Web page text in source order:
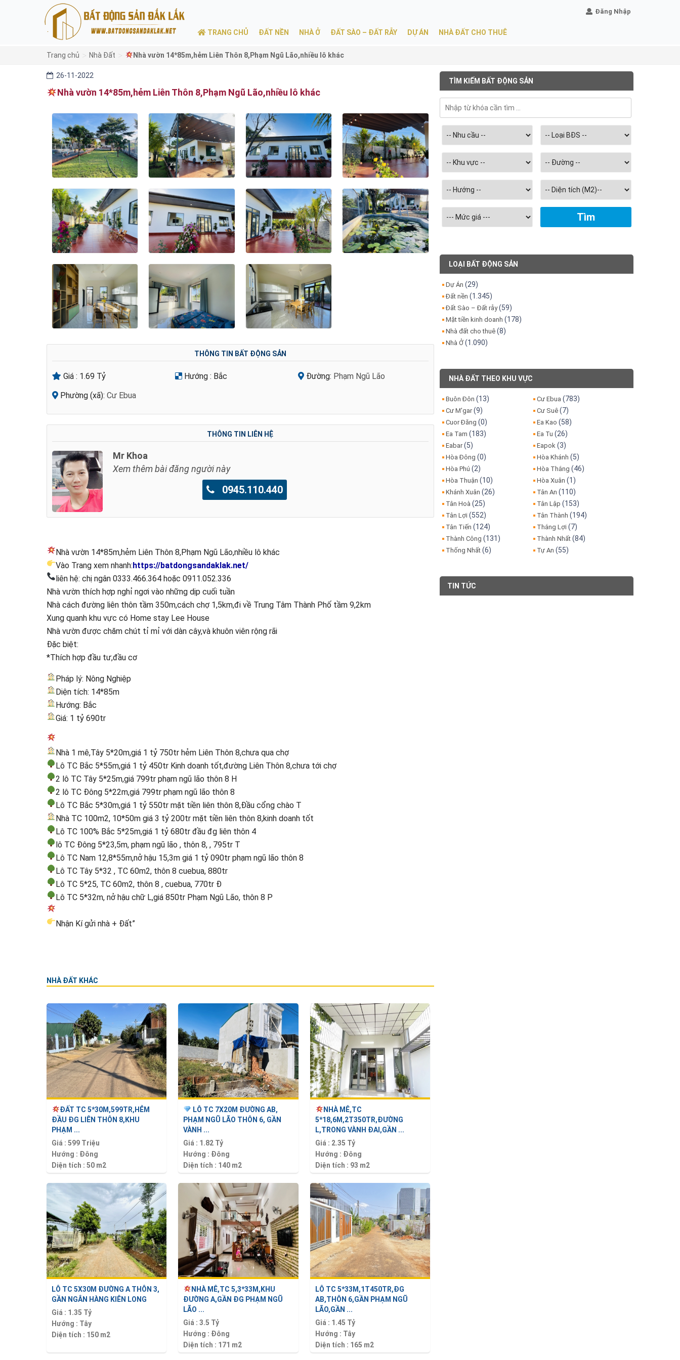
Đăng Nhập
TRANG CHỦ ĐẤT NỀN NHÀ Ở ĐẤT SÀO – ĐẤT RẪY DỰ ÁN NHÀ ĐẤT CHO THUÊ
Trang chủ Nhà Đất Nhà vườn 14*85m,hẻm Liên Thôn 8,Phạm Ngũ Lão,nhiều lô khác
26-11-2022
Nhà vườn 14*85m,hẻm Liên Thôn 8,Phạm Ngũ Lão,nhiều lô khác
THÔNG TIN BẤT ĐỘNG SẢN
Giá : 1.69 Tỷ Hướng : Bắc Đường: Phạm Ngũ Lão
Phường (xã): Cư Ebua
THÔNG TIN LIÊN HỆ
Mr Khoa
Xem thêm bài đăng người này
0945.110.440
Nhà vườn 14*85m,hẻm Liên Thôn 8,Phạm Ngũ Lão,nhiều lô khác
Vào Trang xem nhanh:https://batdongsandaklak.net/
liên hệ: chị ngân 0333.466.364 hoặc 0911.052.336
Nhà vườn thích hợp nghỉ ngơi vào những dịp cuối tuần
Nhà cách đường liên thôn tầm 350m,cách chợ 1,5km,đi về Trung Tâm Thành Phố tầm 9,2km
Xung quanh khu vực có Home stay Lee House
Nhà vườn được chăm chút tỉ mỉ với dàn cây,và khuôn viên rộng rãi
Đặc biệt:
*Thích hợp đầu tư,đầu cơ
Pháp lý: Nông Nghiệp
Diện tích: 14*85m
Hướng: Bắc
Giá: 1 tỷ 690tr
Nhà 1 mê,Tây 5*20m,giá 1 tỷ 750tr hẻm Liên Thôn 8,chưa qua chợ
Lô TC Bắc 5*55m,giá 1 tỷ 450tr Kinh doanh tốt,đường Liên Thôn 8,chưa tới chợ
2 lô TC Tây 5*25m,giá 799tr phạm ngũ lão thôn 8 H
2 lô TC Đông 5*22m,giá 799tr phạm ngũ lão thôn 8
Lô TC Bắc 5*30m,giá 1 tỷ 550tr mặt tiền liên thôn 8,Đầu cổng chào T
Nhà TC 100m2, 10*50m giá 3 tỷ 200tr mặt tiền liên thôn 8,kinh doanh tốt
Lô TC 100% Bắc 5*25m,giá 1 tỷ 680tr đầu đg liên thôn 4
lô TC Đông 5*23,5m, phạm ngũ lão , thôn 8, , 795tr T
Lô TC Nam 12,8*55m,nở hậu 15,3m giá 1 tỷ 090tr phạm ngũ lão thôn 8
Lô TC Tây 5*32 , TC 60m2, thôn 8 cuebua, 880tr
Lô TC 5*25, TC 60m2, thôn 8 , cuebua, 770tr Đ
Lô TC 5*32m, nở hậu chữ L,giá 850tr Phạm Ngũ Lão, thôn 8 P
Nhận Kí gửi nhà + Đất”
NHÀ ĐẤT KHÁC
ĐẤT TC 5*30M,599TR,HẺM
ĐẦU ĐG LIÊN THÔN 8,KHU
PHẠM ...
Giá : 599 Triệu
Hướng : Đông
Diện tích : 50 m2
LÔ TC 7X20M ĐƯỜNG AB,
PHẠM NGŨ LÃO THÔN 6, GẦN
VÀNH ...
Giá : 1.82 Tỷ
Hướng : Đông
Diện tích : 140 m2
NHÀ MÊ,TC
5*18,6M,2T350TR,ĐƯỜNG
L,TRONG VÀNH ĐAI,GẦN ...
Giá : 2.35 Tỷ
Hướng : Đông
Diện tích : 93 m2
LÔ TC 5X30M ĐƯỜNG A THÔN 3,
GẦN NGÂN HÀNG KIÊN LONG
Giá : 1.35 Tỷ
Hướng : Tây
Diện tích : 150 m2
NHÀ MÊ,TC 5,3*33M,KHU
ĐƯỜNG A,GẦN ĐG PHẠM NGŨ
LÃO ...
Giá :3.5 Tỷ
Hướng : Đông
Diện tích : 171 m2
LÔ TC 5*33M,1T450TR,ĐG
AB,THÔN 6,GẦN PHẠM NGŨ
LÃO,GẦN ...
Giá : 1.45 Tỷ
Hướng : Tây
Diện tích : 165 m2
TÌM KIẾM BẤT ĐỘNG SẢN
Chọn
diện
tích
LOẠI BẤT ĐỘNG SẢN
Dự Án (29)
Đất nền (1.345)
Đất Sào – Đất rẫy(59)
Mặt tiền kinh doanh (178)
Nhà đất cho thuê (8)
Nhà Ở (1.090)
NHÀ ĐẤT THEO KHU VỰC
Buôn Đôn (13) Cư Ebua (783)
Cư M'gar(9) Cư Suê (7)
Cuor Đăng (0) Ea Kao (58)
Ea Tam (183) Ea Tu (26)
Eabar(5) Eapok (3)
Hòa Đông (0) Hòa Khánh (5)
Hòa Phú (2) Hòa Thắng (46)
Hòa Thuận (10) Hòa Xuân (1)
Khánh Xuân (26) Tân An (110)
Tân Hoà (25) Tân Lập (153)
Tân Lợi (552) Tân Thành (194)
Tân Tiến (124) Thắng Lợi (7)
Thành Công (131) Thành Nhất (84)
Thống Nhất (6) Tự An (55)
TIN TỨC